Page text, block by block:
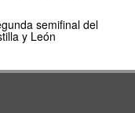
semifinal del
y León